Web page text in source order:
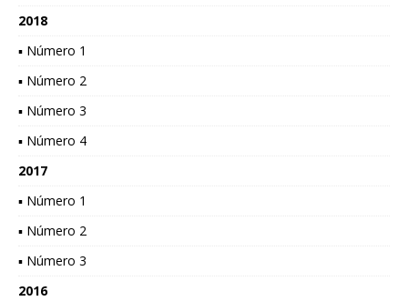
2018
▪ Número 1
▪ Número 2
▪ Número 3
▪ Número 4
2017
▪ Número 1
▪ Número 2
▪ Número 3
2016